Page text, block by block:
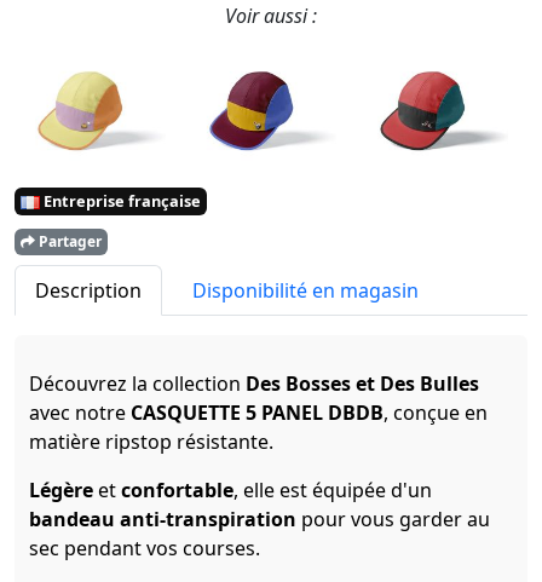
Voir aussi :
Entreprise française
Partager
Description Disponibilité en magasin
Découvrez la collection Des Bosses et Des Bulles
avec notre CASQUETTE 5 PANEL DBDB, conçue en
matière ripstop résistante.
Légèreetconfortable, elle est équipée d'un
bandeau anti-transpiration pour vous garder au
sec pendant vos courses.